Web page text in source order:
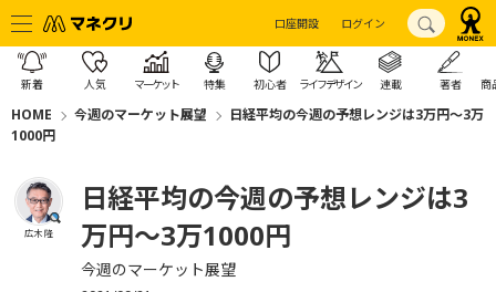
口座開設 ログイン
新着 人気 マーケット 特集 初心者 ライフデザイン 連載 著者 商
HOME 今週のマーケット展望
日経平均の今週の予想レンジは3万円～3万
1000円
広木 隆
日経平均の今週の予想レンジは3
万円～3万1000円
今週のマーケット展望